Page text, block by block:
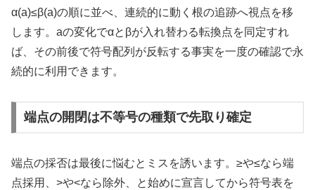
α(a)≤β(a)の順に並べ、連続的に動く根の追跡へ視点を移
します。aの変化でαとβが入れ替わる転換点を同定すれ
ば、その前後で符号配列が反転する事実を一度の確認で永
続的に利用できます。
端点の開閉は不等号の種類で先取り確定
端点の採否は最後に悩むとミスを誘います。≥や≤なら端
点採用、>や<なら除外、と始めに宣言してから符号表を